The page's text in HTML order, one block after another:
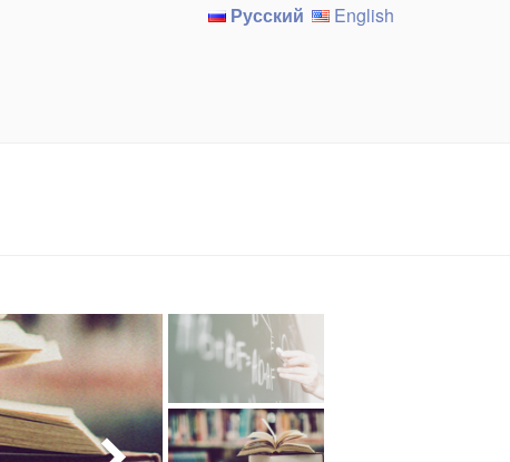
English
Русский